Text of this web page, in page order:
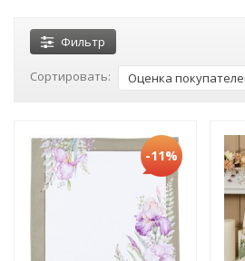
Фильтр
Сортировать: Оценка
-11%